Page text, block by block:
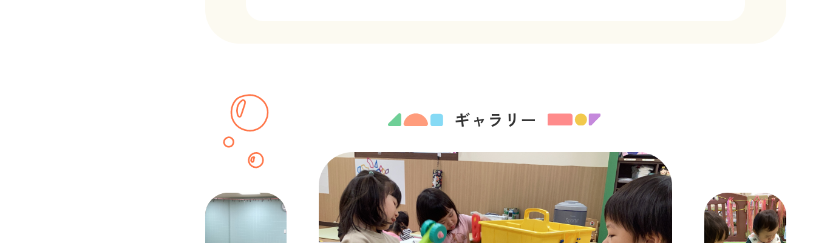
ギャラリー